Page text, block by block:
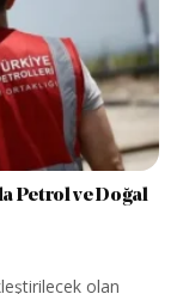
Petrol ve Doğal
olan